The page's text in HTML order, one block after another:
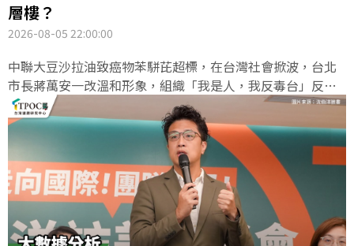
層樓？
2026-08-05 22:00:00
中聯大豆沙拉油致癌物苯駢芘超標，在台灣社會掀波，台北
市長蔣萬安一改溫和形象，組織「我是人，我反毒台」反毒
遊行，號召群眾7月中旬上凱道抗議，國民黨要角包括韓國
瑜、盧秀燕、鄭麗文等都共同出席。蔣萬安要求徹查問題油
品流向、強化食品安全管理制度，並要中央政府負起政治責
任，主辦單位宣稱當天到場者超過20萬人，媒體則推測整場
累積人次約10萬人。對於在野黨訴求，總統府呼籲中央地方
合作，共同守護食品安全